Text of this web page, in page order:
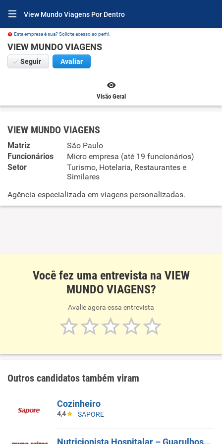
View Mundo Viagens Por Dentro
Esta empresa é sua? Solicite acesso ao perfil.
VIEW MUNDO VIAGENS
Seguir Avaliar
Visão Geral
VIEW MUNDO VIAGENS
Matriz
São Paulo
Funcionários
Micro empresa (até 19 funcionários)
Setor
Turismo, Hotelaria, Restaurantes e
Similares
Agência especializada em viagens personalizadas.
Você fez uma entrevista na VIEW
MUNDO VIAGENS?
Avalie agora essa entrevista
Outros candidatos também viram
Cozinheiro
4,4 SAPORE
Nutricionista Hospitalar – Guarulhos/SP